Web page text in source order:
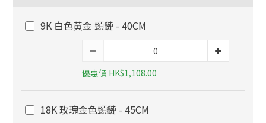
9K 白色黃金 頸鏈 - 40CM
優惠價 HK$1,108.00
18K 玫瑰金色頸鏈 - 45CM